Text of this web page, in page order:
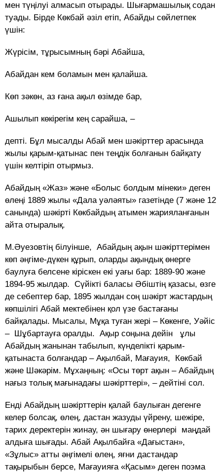
мен түңілуі алмасып отырады. Шығармашылық содан
туады. Бірде Көкбай әзіл етіп, Абайды сөйлетпек
үшін:
Жүрісім, тұрысымның бәрі Абайша,
Абайдан кем боламын мен қалайша.
Көп зәкөн, аз ғана ақыл өзімде бар,
Ашылып көкірегім кең сарайша, –
депті. Бұл мысалды Абай мен шәкірттер арасында
жылы қарым-қатынас пен теңдік болғанын байқату
үшін келтіріп отырмыз.
Абайдың «Жаз» және «Болыс болдым мінеки» деген
өлеңі 1889 жылы «Дала уәләяты» газетінде (7 және 12
санында) шәкірті Көкбайдың атымен жарияланғанын
айта отыралық.
М.Әуезовтің білуінше, Абайдың ақын шәкiрттерiмен
көп әңгiме-дүкен құрып, оларды ақындық өнерге
баулуға белсене кiрiскен екі уағы бар: 1889-90 және
1894-95 жылдар. Сүйікті баласы Әбіштің қазасы, өзге
де себептер бар, 1895 жылдан соң шәкірт жастардың
көпшілігі Абай мектебінен қол үзе бастағаны
байқалады. Мысалы, Мұқа туған жері – Көкенге, Уәйіс
– Шұбартауға оралды. Ақыр соңына дейін ұлы
Абайдың жанынан табылып, күнделікті қарым-
қатынаста болғандар – Ақылбай, Мағауия, Көкбай
және Шәкәрім. Мұхаңның: «Осы төрт ақын – Абайдың
нағыз толық мағынадағы шәкірттері», – дейтіні сол.
Енді Абайдың шәкірттерін қалай баулыған дегенге
келер болсақ, өлең, дастан жазуды үйрену, шежіре,
тарих деректерін жинау, ән шығару өнерлері маңдай
алдыға шығады. Абай Ақылбайға «Дағыстан»,
«Зұлыс» атты әңгімелі өлең, яғни дастандар
тақырыбын берсе, Мағауияға «Қасым» деген поэма